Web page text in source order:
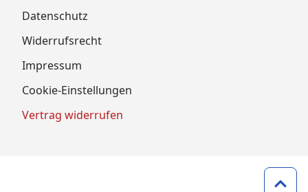
Datenschutz
Widerrufsrecht
Impressum
Cookie-Einstellungen
Vertrag widerrufen